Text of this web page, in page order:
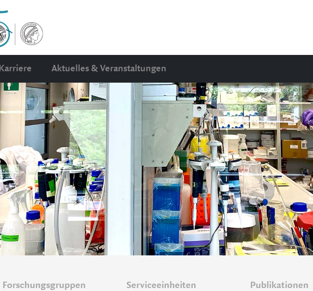
Karriere Aktuelles & Veranstaltungen
Forschungsgruppen Serviceeinheiten Publikationen